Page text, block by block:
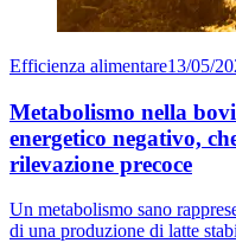
Efficienza alimentare13/05/
Metabolismo nella
energetico negativo,
rilevazione precoce
Un metabolismo sano
di una produzione di latte